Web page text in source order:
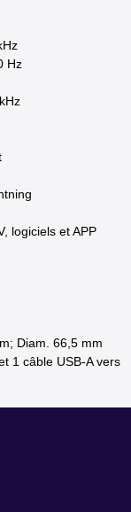
Hz
logiciels et APP
Diam. 66,5 mm
1 câble USB-A vers